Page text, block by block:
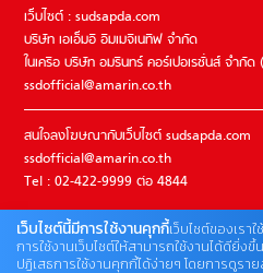
เว็บไซต์ : sudsapda.com
บริษัท เอเอ็มอี อิมเมจิเนทีฟ จำกัด
ในเครือ บริษัท อมรินทร์ คอร์เปอเรชั่นส์ จำกัด
ssdofficial@amarin.co.th
สนใจลงโฆษณากับเว็บไซต์ sudsapda.com
ssdofficial@amarin.co.th
Tel : 02-422-9999 ต่อ 4844
ติดต่อแจ้งปัญหาหรือร้องเรียน
02-422-9999 ต่อ 4180
เว็บไซต์นี้มีการใช้งานคุกกี้เว็บไซต์ของเร
การใช้งานเว็บไซต์ให้สามารถใช้งานได้ดียิ่
ปฏิเสธการใช้งานคุกกี้ได้ง่ายๆ โดยการดูรา